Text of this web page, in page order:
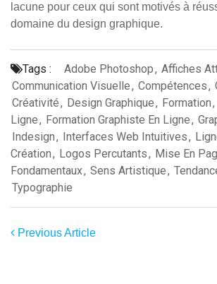
lacune pour ceux qui sont motivés à
domaine du design graphique.
Tags : Adobe Photoshop, Affiches
Communication Visuelle, Compétences,
Créativité, Design Graphique, Formation,
Ligne, Formation Graphiste En Ligne,
Indesign, Interfaces Web Intuitives,
Création, Logos Percutants, Mise En
Fondamentaux, Sens Artistique,
Typographie
Previous Article